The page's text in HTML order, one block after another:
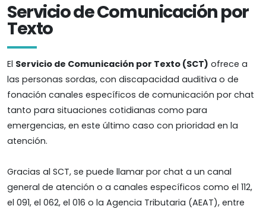
Servicio de Comunicación por
Texto
El Servicio de Comunicación por Texto (SCT) ofrece a
las personas sordas, con discapacidad auditiva o de
fonación canales específicos de comunicación por chat
tanto para situaciones cotidianas como para
emergencias, en este último caso con prioridad en la
atención.
Gracias al SCT, se puede llamar por chat a un canal
general de atención o a canales específicos como el 112,
el 091, el 062, el 016 o la Agencia Tributaria (AEAT), entre